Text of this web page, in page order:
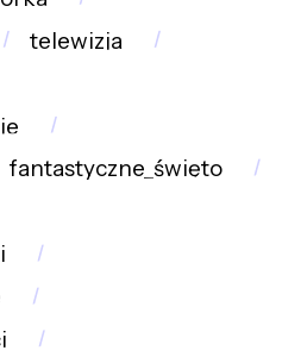
telewizja
fantastyczne_święto